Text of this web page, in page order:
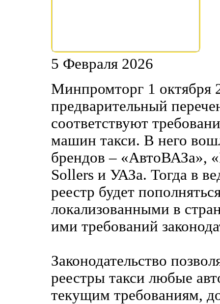
5 Февраля 2026
Минпромторг 1 октября
предварительный
соответствуют
машин такси. В него
брендов – «АвтоВАЗа»,
Sollers и УАЗа. Тогда в
реестр будет
локализованными в
ими требований
Законодательство
реестры такси любые
текущим требованиям,